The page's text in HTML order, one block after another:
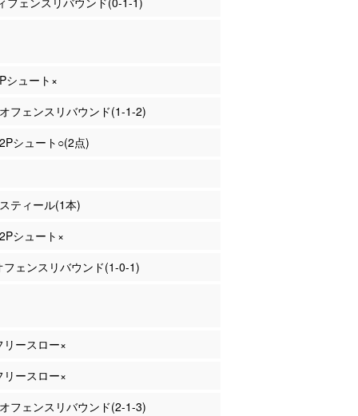
シュート×
フェンスリバウンド(1-1-2)
シュート○(2点)
ティール(1本)
シュート×
フェンスリバウンド(1-0-1)
ースロー×
ースロー×
フェンスリバウンド(2-1-3)